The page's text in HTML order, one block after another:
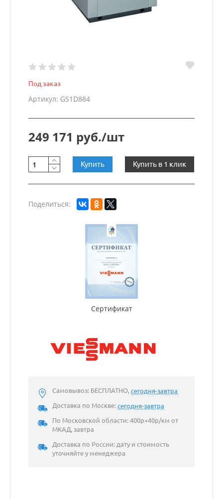
Под заказ
Артикул: GS1D884
249 171 руб./шт
Купить Купить в 1 клик
Поделиться:
Сертификат
Самовывоз: БЕСПЛАТНО,сегодня-завтра
Доставка по Москве:сегодня-завтра
По Московской области: 400р+40р/км от
МКАД, завтра
Доставка по России: дату и стоимость
уточняйте у менеджера